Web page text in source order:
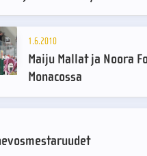
1.6.2010
Maiju Mallat ja Noora
Monacossa